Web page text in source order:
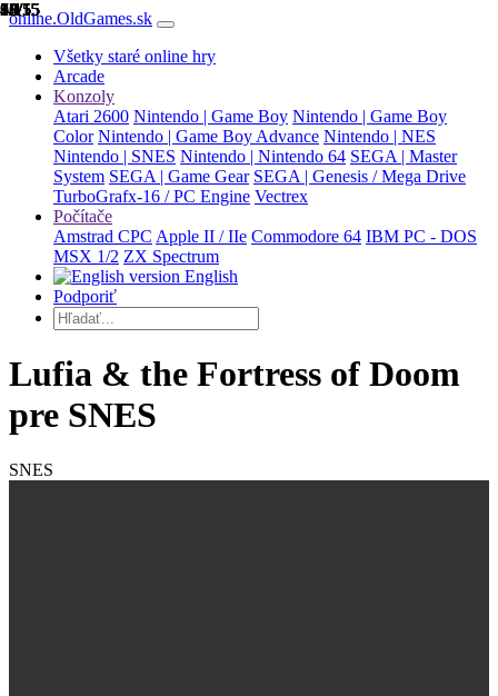
online.OldGames.sk
Všetky staré online hry
Arcade
Konzoly
Atari 2600 Nintendo | Game Boy Nintendo | Game Boy
Color Nintendo | Game Boy Advance Nintendo | NES
Nintendo | SNES Nintendo | Nintendo 64 SEGA | Master
System SEGA | Game Gear SEGA | Genesis / Mega Drive
TurboGrafx-16 / PC Engine Vectrex
Počítače
Amstrad CPC Apple II / IIe Commodore 64 IBM PC - DOS
MSX 1/2 ZX Spectrum
English
Podporiť
Lufia & the Fortress of Doom
pre SNES
SNES
1/15
2/15
3/15
4/15
5/15
6/15
7/15
8/15
9/15
10/15
11/15
12/15
13/15
14/15
15/15